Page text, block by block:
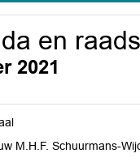
en
2021
M.H.F. Schuurmans-